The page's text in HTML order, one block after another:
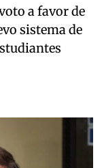
a favor de
sistema de